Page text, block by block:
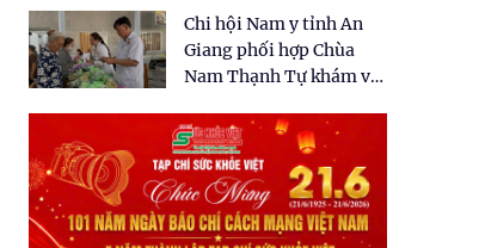
dân tại xã Tân Tập
Chi hội Nam y tỉnh An
Giang phối hợp Chùa
Nam Thạnh Tự khám và
nhân dân